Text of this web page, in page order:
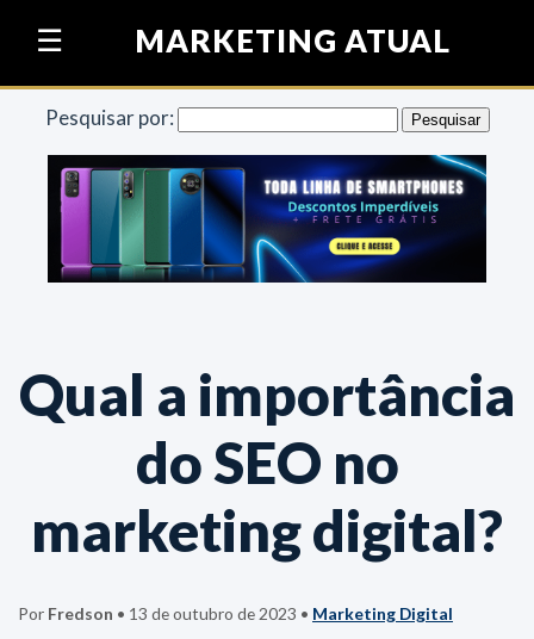
☰ MARKETING ATUAL
Pesquisar por:
Qual a importância
do SEO no
marketing digital?
Por Fredson • 13 de outubro de 2023 • Marketing Digital